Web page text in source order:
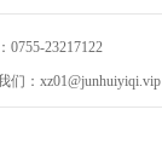
0755-23217122
们：xz01@junhuiyiqi.vip